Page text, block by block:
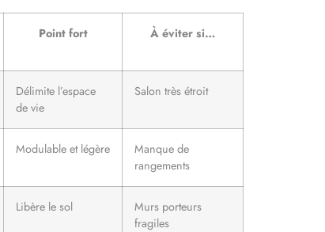
Point fort À éviter si…
Délimite l’espace
de vie
Salon très étroit
Modulable et légère
Manque de
rangements
Libère le sol
Murs porteurs
fragiles